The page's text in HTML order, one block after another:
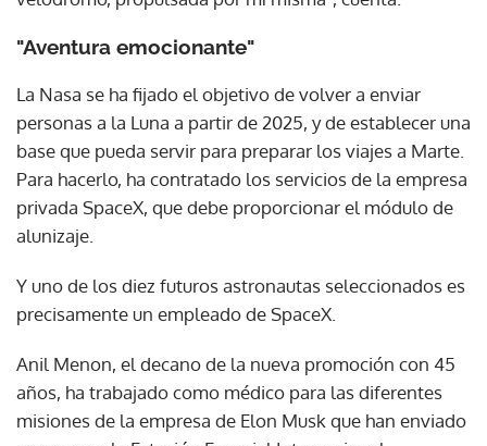
"Aventura emocionante"
La Nasa se ha fijado el objetivo de volver a enviar
personas a la Luna a partir de 2025, y de establecer una
base que pueda servir para preparar los viajes a Marte.
Para hacerlo, ha contratado los servicios de la empresa
privada SpaceX, que debe proporcionar el módulo de
alunizaje.
Y uno de los diez futuros astronautas seleccionados es
precisamente un empleado de SpaceX.
Anil Menon, el decano de la nueva promoción con 45
años, ha trabajado como médico para las diferentes
misiones de la empresa de Elon Musk que han enviado